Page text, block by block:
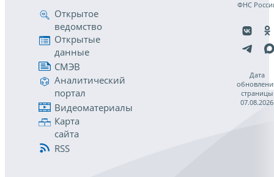
Открытое
ведомство
Открытые
данные
СМЭВ
Аналитический
портал
Видеоматериалы
Карта
сайта
RSS
ФНС
Дата
страницы
07.08.2026